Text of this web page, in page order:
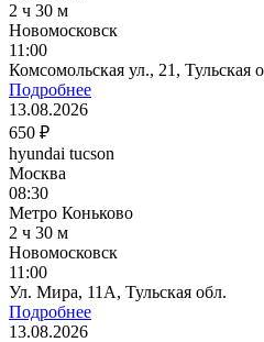
2 ч 30 м
Новомосковск
11:00
Комсомольская ул., 21, Тульская
Подробнее
13.08.2026
650 ₽
hyundai tucson
Москва
08:30
Метро Коньково
2 ч 30 м
Новомосковск
11:00
Ул. Мира, 11А, Тульская обл.
Подробнее
13.08.2026